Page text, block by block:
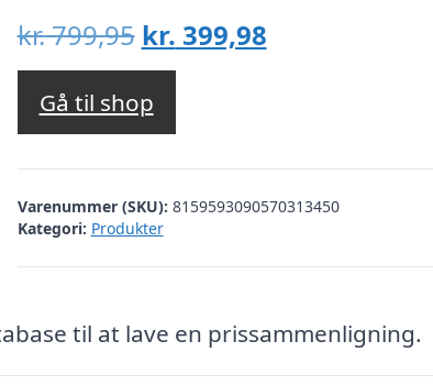
kr.799,95 Den
oprindelige
pris
var:
kr. 799,95.
kr. 399,98Den
kr. 399,98.
Gå til shop
Varenummer (SKU): 8159593090570313450
Kategori: Produkter
til at lave en prissammenligning.